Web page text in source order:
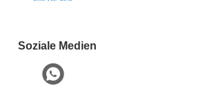
Soziale Medien